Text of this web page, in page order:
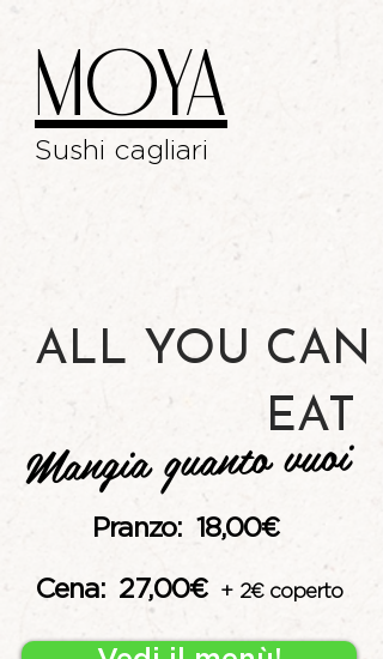
MOYA
Sushi cagliari
ALL YOU CAN
EAT
Mangia quanto vuoi
Pranzo: 18,00€
Cena: 27,00€ + 2€ coperto